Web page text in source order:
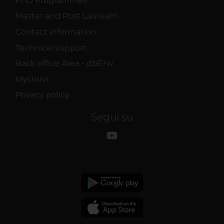
Master and Post Lauream
Contact information
Technical support
Back office Area - dbErw
MyUnivr
Privacy policy
Segui su